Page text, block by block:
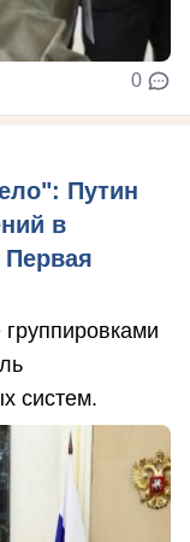
0
Путин
в
систем.